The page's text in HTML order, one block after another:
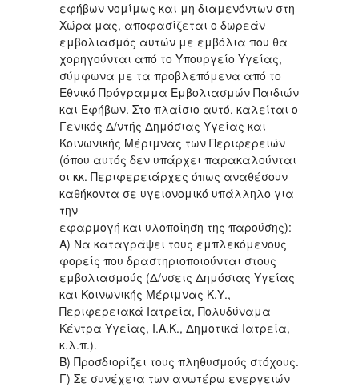
εφήβων νομίμως και μη διαμενόντων στη
Χώρα μας, αποφασίζεται ο δωρεάν
εμβολιασμός αυτών με εμβόλια που θα
χορηγούνται από το Υπουργείο Υγείας,
σύμφωνα με τα προβλεπόμενα από το
Εθνικό Πρόγραμμα Εμβολιασμών Παιδιών
και Εφήβων. Στο πλαίσιο αυτό, καλείται ο
Γενικός Δ/ντής Δημόσιας Υγείας και
Κοινωνικής Μέριμνας των Περιφερειών
(όπου αυτός δεν υπάρχει παρακαλούνται
οι κκ. Περιφερειάρχες όπως αναθέσουν
καθήκοντα σε υγειονομικό υπάλληλο για
την
εφαρμογή και υλοποίηση της παρούσης):
Α) Να καταγράψει τους εμπλεκόμενους
φορείς που δραστηριοποιούνται στους
εμβολιασμούς (Δ/νσεις Δημόσιας Υγείας
και Κοινωνικής Μέριμνας Κ.Υ.,
Περιφερειακά Ιατρεία, Πολυδύναμα
Κέντρα Υγείας, Ι.Α.Κ., Δημοτικά Ιατρεία,
κ.λ.π.).
Β) Προσδιορίζει τους πληθυσμούς στόχους.
Γ) Σε συνέχεια των ανωτέρω ενεργειών